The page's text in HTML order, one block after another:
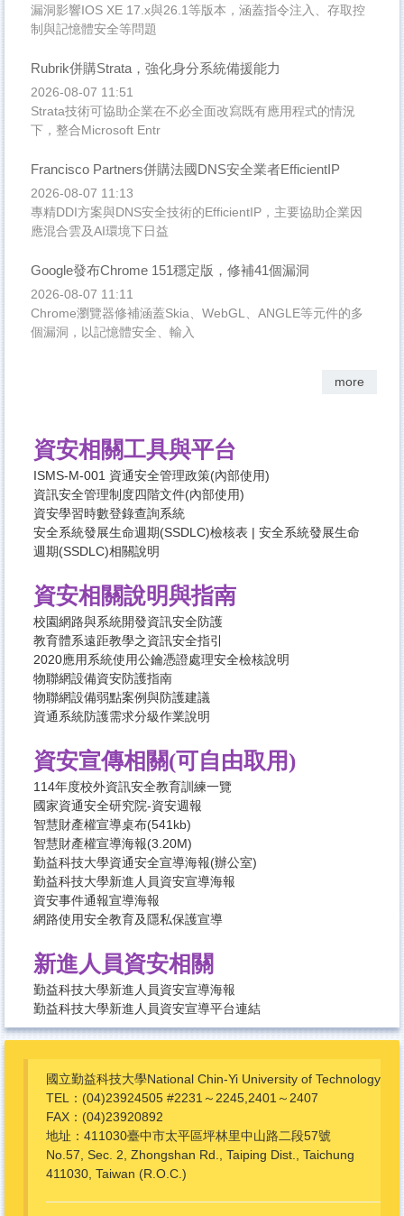
漏洞影響IOS XE 17.x與26.1等版本，涵蓋指令注入、存取控
制與記憶體安全等問題
Rubrik併購Strata，強化身分系統備援能力
2026-08-07 11:51
Strata技術可協助企業在不必全面改寫既有應用程式的情況
下，整合Microsoft Entr
Francisco Partners併購法國DNS安全業者EfficientIP
2026-08-07 11:13
專精DDI方案與DNS安全技術的EfficientIP，主要協助企業因
應混合雲及AI環境下日益
Google發布Chrome 151穩定版，修補41個漏洞
2026-08-07 11:11
Chrome瀏覽器修補涵蓋Skia、WebGL、ANGLE等元件的多
個漏洞，以記憶體安全、輸入
more
資安相關工具與平台
ISMS-M-001 資通安全管理政策(內部使用)
資訊安全管理制度四階文件(內部使用)
資安學習時數登錄查詢系統
安全系統發展生命週期(SSDLC)檢核表 | 安全系統發展生命
週期(SSDLC)相關說明
資安相關說明與指南
校園網路與系統開發資訊安全防護
教育體系遠距教學之資訊安全指引
2020應用系統使用公鑰憑證處理安全檢核說明
物聯網設備資安防護指南
物聯網設備弱點案例與防護建議
資通系統防護需求分級作業說明
資安宣傳相關(可自由取用)
114年度校外資訊安全教育訓練一覽
國家資通安全研究院-資安週報
智慧財產權宣導桌布(541kb)
智慧財產權宣導海報(3.20M)
勤益科技大學資通安全宣導海報(辦公室)
勤益科技大學新進人員資安宣導海報
資安事件通報宣導海報
網路使用安全教育及隱私保護宣導
新進人員資安相關
勤益科技大學新進人員資安宣導海報
勤益科技大學新進人員資安宣導平台連結
國立勤益科技大學National Chin-Yi University of Technology
TEL：(04)23924505 #2231～2245,2401～2407
FAX：(04)23920892
地址：411030臺中市太平區坪林里中山路二段57號
No.57, Sec. 2, Zhongshan Rd., Taiping Dist., Taichung
411030, Taiwan (R.O.C.)